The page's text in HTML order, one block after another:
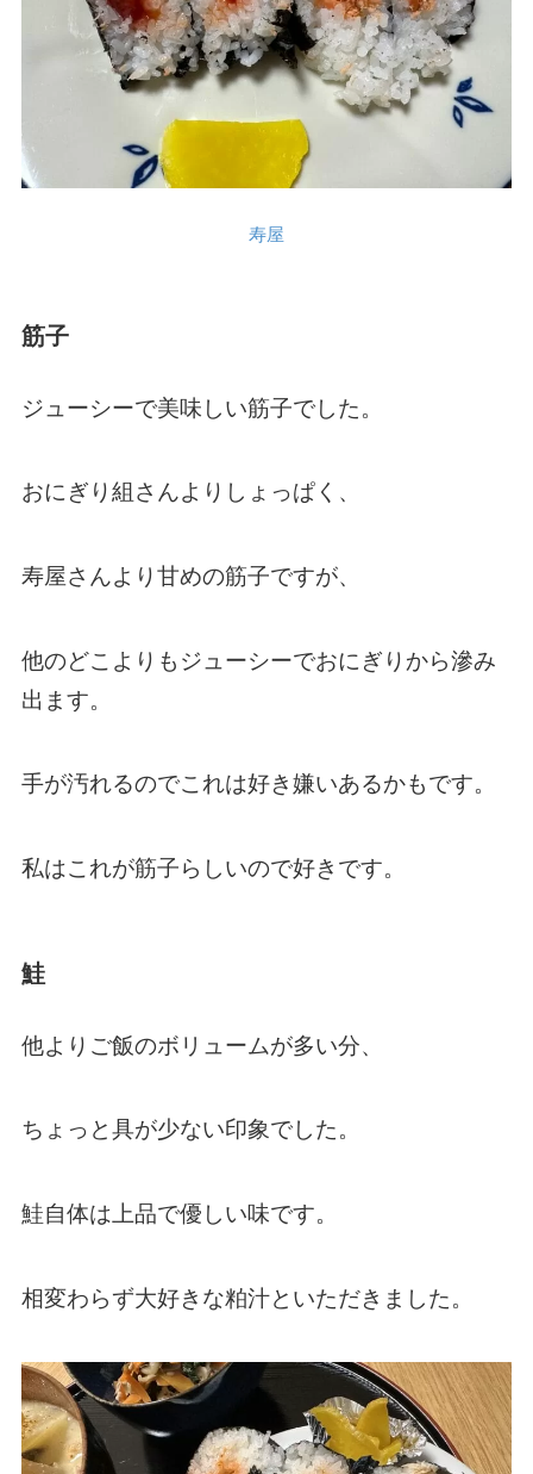
寿屋
筋子
ジューシーで美味しい筋子でした。
おにぎり組さんよりしょっぱく、
寿屋さんより甘めの筋子ですが、
他のどこよりもジューシーでおにぎりから滲み
出ます。
手が汚れるのでこれは好き嫌いあるかもです。
私はこれが筋子らしいので好きです。
鮭
他よりご飯のボリュームが多い分、
ちょっと具が少ない印象でした。
鮭自体は上品で優しい味です。
相変わらず大好きな粕汁といただきました。